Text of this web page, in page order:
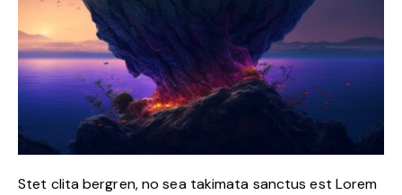
Stet clita bergren, no sea takimata sanctus est Lorem